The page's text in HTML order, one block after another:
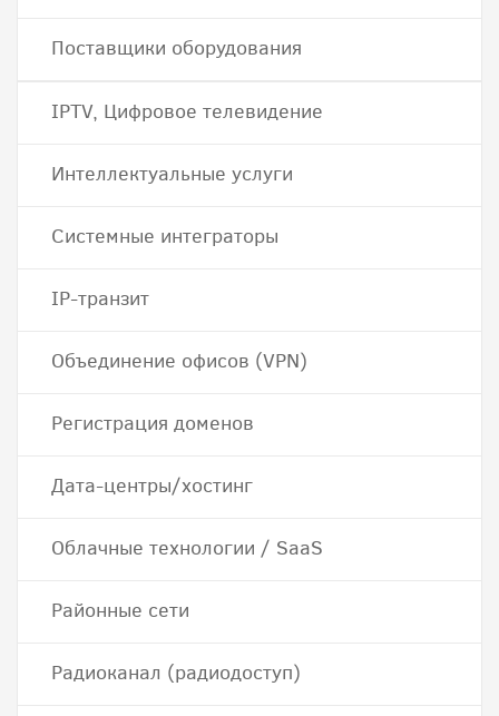
Поставщики оборудования
IPTV, Цифровое телевидение
Интеллектуальные услуги
Системные интеграторы
IP-транзит
Объединение офисов (VPN)
Регистрация доменов
Дата-центры/хостинг
Облачные технологии / SaaS
Районные сети
Радиоканал (радиодоступ)